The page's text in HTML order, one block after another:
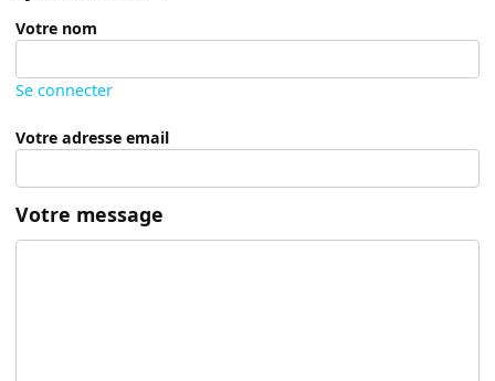
Votre nom
Se connecter
Votre adresse email
Votre message